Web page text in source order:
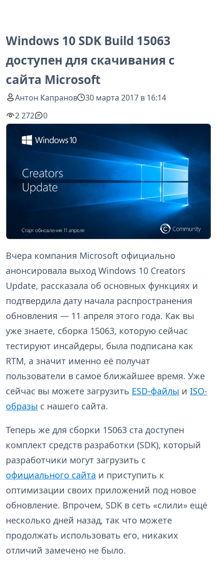
Windows 10 SDK Build 15063
доступен для скачивания с
сайта Microsoft
Антон Капранов
30 марта 2017 в 16:14
2 272
0
Вчера компания Microsoft официально
анонсировала выход Windows 10 Creators
Update, рассказала об основных функциях и
подтвердила дату начала распространения
обновления — 11 апреля этого года. Как вы
уже знаете, сборка 15063, которую сейчас
тестируют инсайдеры, была подписана как
RTM, а значит именно её получат
пользователи в самое ближайшее время. Уже
сейчас вы можете загрузить ESD-файлы и ISO-
образы с нашего сайта.
Теперь же для сборки 15063 ста доступен
комплект средств разработки (SDK), который
разработчики могут загрузить с
официального сайта и приступить к
оптимизации своих приложений под новое
обновление. Впрочем, SDK в сеть «слили» ещё
несколько дней назад, так что можете
продолжать использовать его, никаких
отличий замечено не было.